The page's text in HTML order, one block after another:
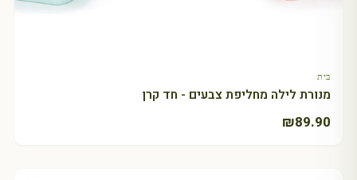
בית
מנורת לילה מחליפת צבעים - חד קרן
₪89.90